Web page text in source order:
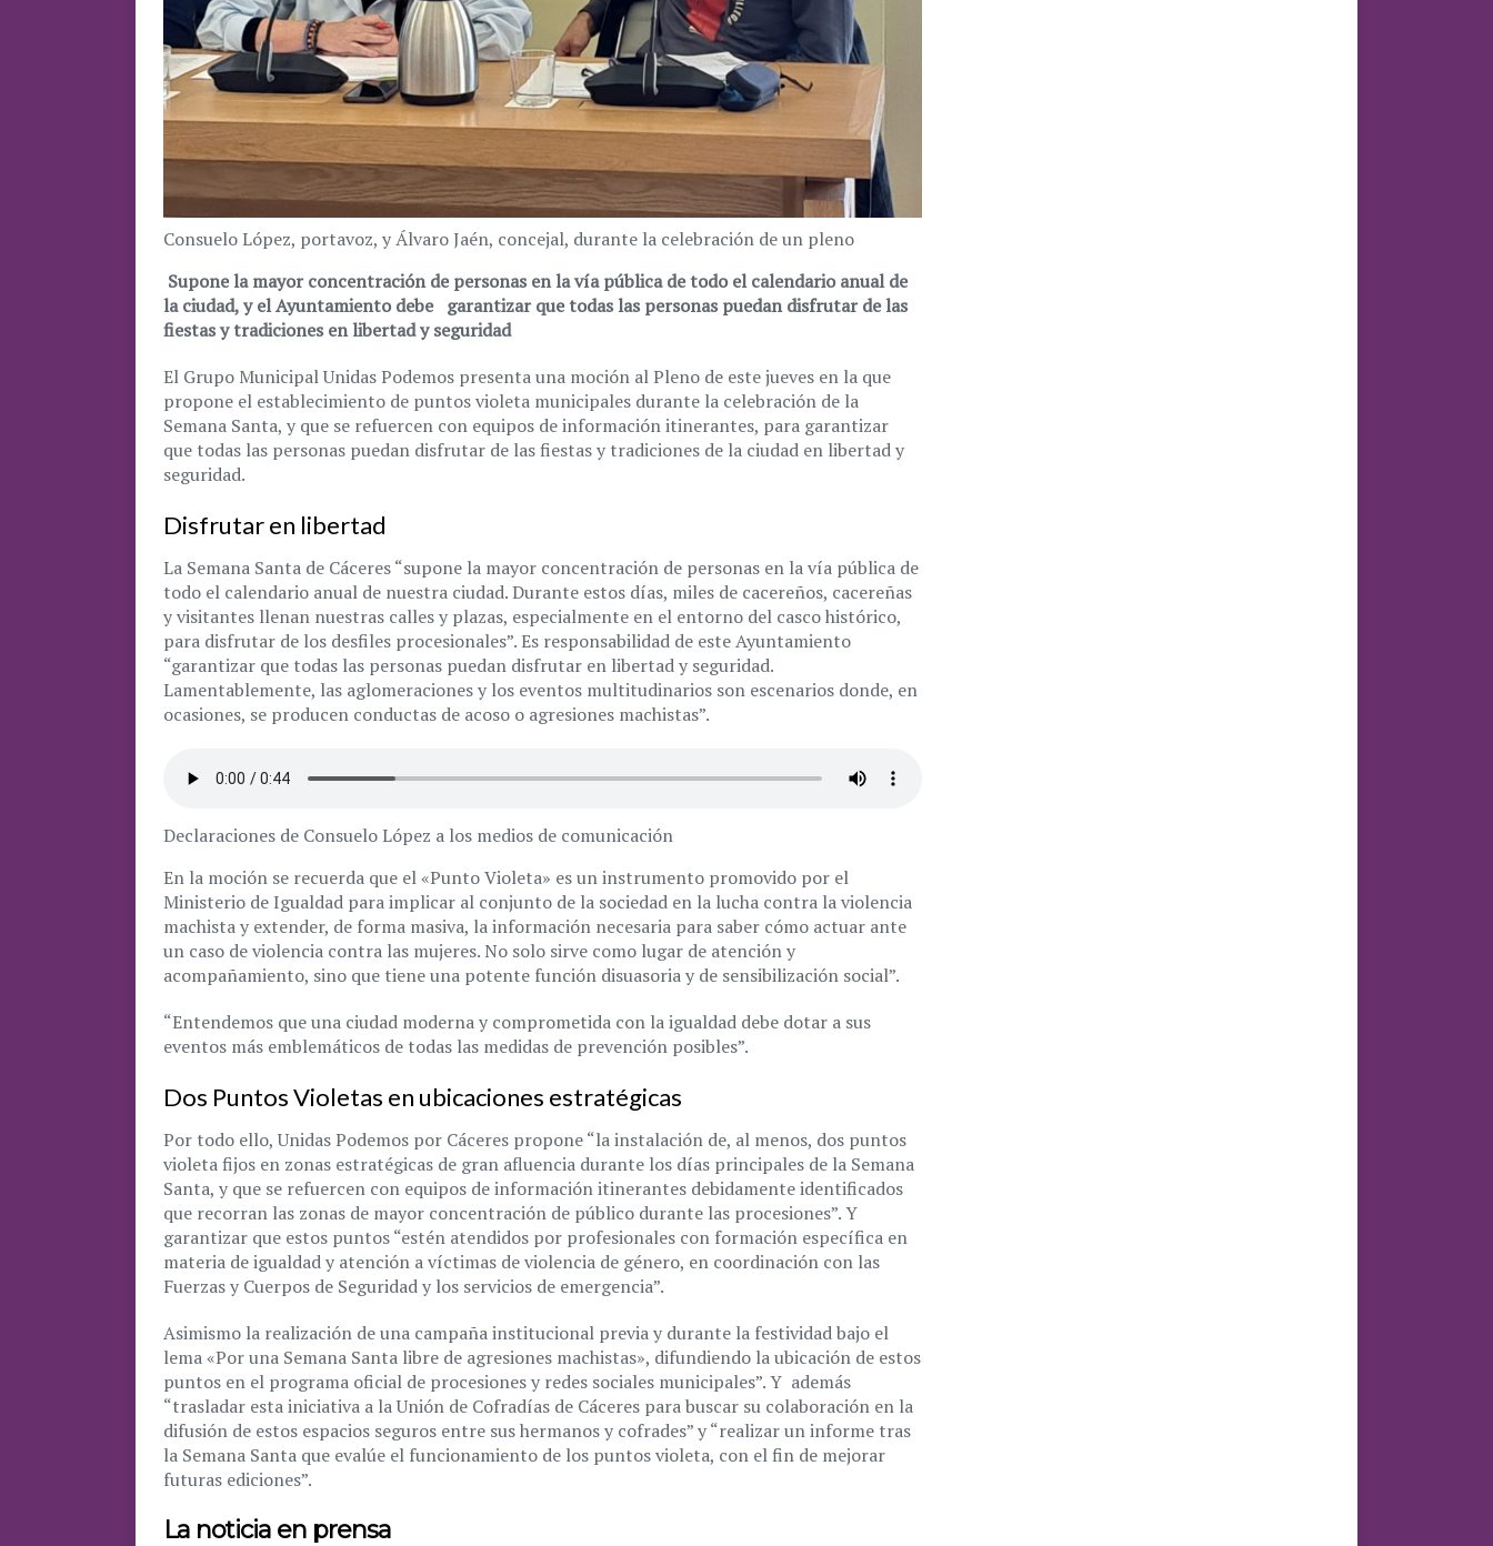
Consuelo López, portavoz, y Álvaro Jaén, concejal, durante la celebración de un pleno
Supone la mayor concentración de personas en la vía pública de todo el calendario anual de
la ciudad, y el Ayuntamiento debe garantizar que todas las personas puedan disfrutar de las
fiestas y tradiciones en libertad y seguridad
El Grupo Municipal Unidas Podemos presenta una moción al Pleno de este jueves en la que
propone el establecimiento de puntos violeta municipales durante la celebración de la
Semana Santa, y que se refuercen con equipos de información itinerantes, para garantizar
que todas las personas puedan disfrutar de las fiestas y tradiciones de la ciudad en libertad y
seguridad.
Disfrutar en libertad
La Semana Santa de Cáceres “supone la mayor concentración de personas en la vía pública de
todo el calendario anual de nuestra ciudad. Durante estos días, miles de cacereños, cacereñas
y visitantes llenan nuestras calles y plazas, especialmente en el entorno del casco histórico,
para disfrutar de los desfiles procesionales”. Es responsabilidad de este Ayuntamiento
“garantizar que todas las personas puedan disfrutar en libertad y seguridad.
Lamentablemente, las aglomeraciones y los eventos multitudinarios son escenarios donde, en
ocasiones, se producen conductas de acoso o agresiones machistas”.
Declaraciones de Consuelo López a los medios de comunicación
En la moción se recuerda que el «Punto Violeta» es un instrumento promovido por el
Ministerio de Igualdad para implicar al conjunto de la sociedad en la lucha contra la violencia
machista y extender, de forma masiva, la información necesaria para saber cómo actuar ante
un caso de violencia contra las mujeres. No solo sirve como lugar de atención y
acompañamiento, sino que tiene una potente función disuasoria y de sensibilización social”.
“Entendemos que una ciudad moderna y comprometida con la igualdad debe dotar a sus
eventos más emblemáticos de todas las medidas de prevención posibles”.
Dos Puntos Violetas en ubicaciones estratégicas
Por todo ello, Unidas Podemos por Cáceres propone “la instalación de, al menos, dos puntos
violeta fijos en zonas estratégicas de gran afluencia durante los días principales de la Semana
Santa, y que se refuercen con equipos de información itinerantes debidamente identificados
que recorran las zonas de mayor concentración de público durante las procesiones”. Y
garantizar que estos puntos “estén atendidos por profesionales con formación específica en
materia de igualdad y atención a víctimas de violencia de género, en coordinación con las
Fuerzas y Cuerpos de Seguridad y los servicios de emergencia”.
Asimismo la realización de una campaña institucional previa y durante la festividad bajo el
lema «Por una Semana Santa libre de agresiones machistas», difundiendo la ubicación de estos
puntos en el programa oficial de procesiones y redes sociales municipales”. Y además
“trasladar esta iniciativa a la Unión de Cofradías de Cáceres para buscar su colaboración en la
difusión de estos espacios seguros entre sus hermanos y cofrades” y “realizar un informe tras
la Semana Santa que evalúe el funcionamiento de los puntos violeta, con el fin de mejorar
futuras ediciones”.
La noticia en prensa